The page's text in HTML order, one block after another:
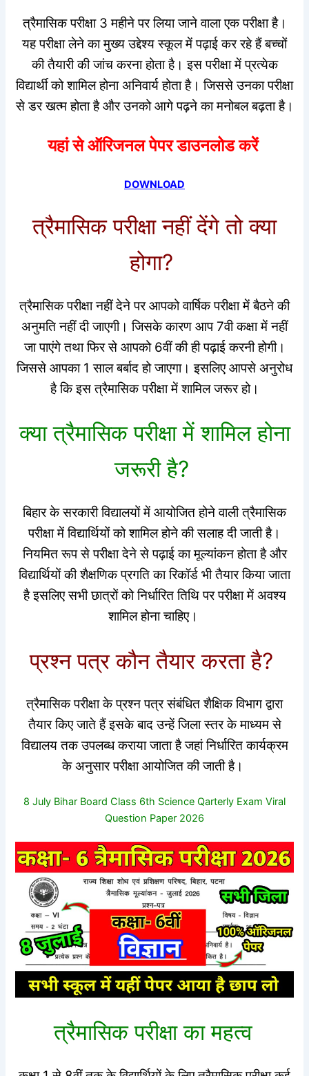
त्रैमासिक परीक्षा 3 महीने पर लिया जाने वाला एक परीक्षा है।
यह परीक्षा लेने का मुख्य उद्देश्य स्कूल में पढ़ाई कर रहे हैं बच्चों
की तैयारी की जांच करना होता है। इस परीक्षा में प्रत्येक
विद्यार्थी को शामिल होना अनिवार्य होता है। जिससे उनका परीक्षा
से डर खत्म होता है और उनको आगे पढ़ने का मनोबल बढ़ता है।
यहां से ऑरिजनल पेपर डाउनलोड करें
DOWNLOAD
त्रैमासिक परीक्षा नहीं देंगे तो क्या
होगा?
त्रैमासिक परीक्षा नहीं देने पर आपको वार्षिक परीक्षा में बैठने की
अनुमति नहीं दी जाएगी। जिसके कारण आप 7वी कक्षा में नहीं
जा पाएंगे तथा फिर से आपको 6वीं की ही पढ़ाई करनी होगी।
जिससे आपका 1 साल बर्बाद हो जाएगा। इसलिए आपसे अनुरोध
है कि इस त्रैमासिक परीक्षा में शामिल जरूर हो।
क्या त्रैमासिक परीक्षा में शामिल होना
जरूरी है?
बिहार के सरकारी विद्यालयों में आयोजित होने वाली त्रैमासिक
परीक्षा में विद्यार्थियों को शामिल होने की सलाह दी जाती है।
नियमित रूप से परीक्षा देने से पढ़ाई का मूल्यांकन होता है और
विद्यार्थियों की शैक्षणिक प्रगति का रिकॉर्ड भी तैयार किया जाता
है इसलिए सभी छात्रों को निर्धारित तिथि पर परीक्षा में अवश्य
शामिल होना चाहिए।
प्रश्न पत्र कौन तैयार करता है?
त्रैमासिक परीक्षा के प्रश्न पत्र संबंधित शैक्षिक विभाग द्वारा
तैयार किए जाते हैं इसके बाद उन्हें जिला स्तर के माध्यम से
विद्यालय तक उपलब्ध कराया जाता है जहां निर्धारित कार्यक्रम
के अनुसार परीक्षा आयोजित की जाती है।
8 July Bihar Board Class 6th Science Qarterly Exam Viral
Question Paper 2026
त्रैमासिक परीक्षा का महत्व